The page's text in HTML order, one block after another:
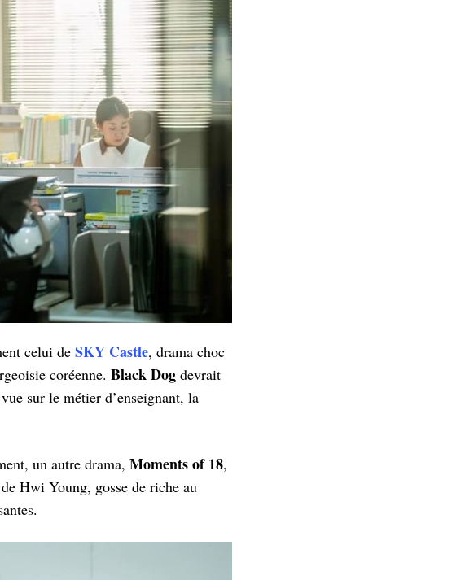
celui de SKY Castle, drama choc
coréenne. Black Dog devrait
sur le métier d’enseignant, la
un autre drama, Moments of 18,
Hwi Young, gosse de riche au